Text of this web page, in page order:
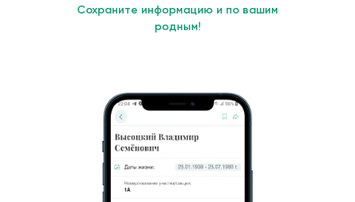
Сохраните информацию и по вашим
родным!